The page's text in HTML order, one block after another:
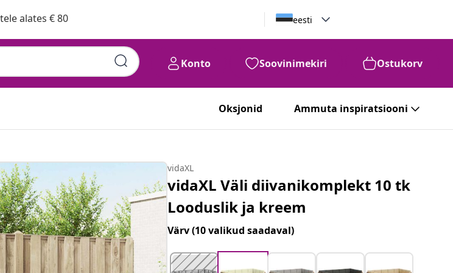
alates € 80 eesti
Konto Soovinimekiri Ostukorv
Oksjonid Ammuta inspiratsiooni
vidaXL
vidaXL Väli diivanikomplekt 10 tk
Looduslik ja kreem
Värv(10 valikud saadaval)